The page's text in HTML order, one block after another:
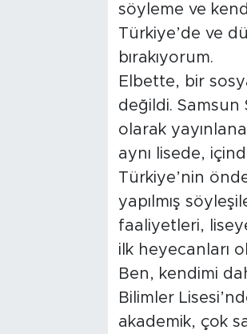
söyleme ve
Türkiye’de ve
bırakıyorum.
Elbette, bir
değildi. Samsun
olarak
aynı lisede,
Türkiye’nin
yapılmış
faaliyetleri,
ilk heyecanları
Ben, kendimi
Bilimler
akademik, çok